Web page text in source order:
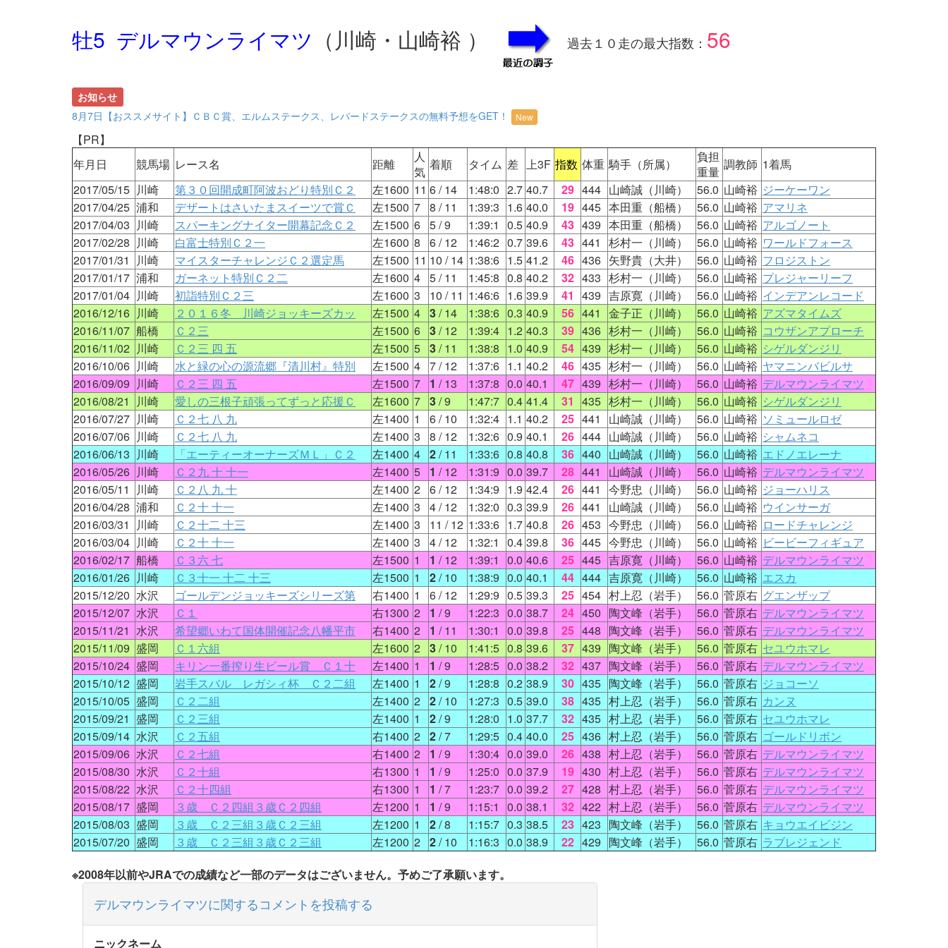
牡5 デルマウンライマツ （川崎・山崎裕 ） 過去１０走の最大指数： 56
お知らせ
8月7日【おススメサイト】ＣＢＣ賞、エルムステークス、レパードステークスの無料予想をGET！
New
【PR】
年月日
競馬場 レース名 距離
人
気 着順 タイム 差 上3F 指数 体重 騎手（所属）
負担
重量 調教師 1着馬
2017/05/15 川崎 第３０回開成町阿波おどり特別Ｃ２ 左1600 11 6/ 14 1:48:0 2.7 40.7 29 444 山崎誠（川崎） 56.0 山崎裕 ジーケーワン
2017/04/25 浦和 デザートはさいたまスイーツで賞Ｃ 左1500 7 8 / 11 1:39:3 1.6 40.0 19 445 本田重（船橋） 56.0 山崎裕 アマリネ
2017/04/03 川崎 スパーキングナイター開幕記念Ｃ２ 左1500 6 5/ 9 1:39:1 0.5 40.9 43 439 本田重（船橋） 56.0 山崎裕 アルゴノート
2017/02/28 川崎 白富士特別Ｃ２一 左1600 8 6/ 12 1:46:2 0.7 39.6 43 441 杉村一（川崎） 56.0 山崎裕 ワールドフォース
2017/01/31
川崎 マイスターチャレンジＣ２選定馬 左1500 11 10 / 14 1:38:6 1.5 41.2 46 436 矢野貴（大井） 56.0 山崎裕 フロジストン
2017/01/17 浦和 ガーネット特別Ｃ２二 左1600 4 5/ 11 1:45:8 0.8 40.2 32 433 杉村一（川崎） 56.0 山崎裕 プレジャーリーフ
2017/01/04 川崎 初詣特別Ｃ２三 左1600 3 10 / 11 1:46:6 1.6 39.9 41 439 吉原寛（川崎） 56.0 山崎裕 インデアンレコード
2016/12/16 川崎 ２０１６冬 川崎ジョッキーズカッ 左1500 4 3/ 14 1:38:6 0.3 40.9 56 441 金子正（川崎） 56.0 山崎裕 アズマタイムズ
2016/11/07 船橋 Ｃ２三 左1500 6 3/ 12 1:39:4 1.2 40.3 39 436 杉村一（川崎） 56.0 山崎裕 コウザンアプローチ
2016/11/02 川崎 Ｃ２三 四 五 左1500 5 3/ 11 1:38:8 1.0 40.9 54 439 杉村一（川崎） 56.0 山崎裕 シゲルダンジリ
2016/10/06 川崎 水と緑の心の源流郷『清川村』特別 左1500 4 7/ 12 1:37:6 1.1 40.2 46 435 杉村一（川崎） 56.0 山崎裕 ヤマニンバビルサ
2016/09/09 川崎 Ｃ２三 四 五 左1500 7 1 / 13 1:37:8 0.0 40.1 47 439 杉村一（川崎） 56.0 山崎裕 デルマウンライマツ
2016/08/21
川崎 愛しの三根子頑張ってずっと応援Ｃ 左1600 7 3/ 9 1:47:7 0.4 41.4 31 435 杉村一（川崎） 56.0 山崎裕 シゲルダンジリ
2016/07/27 川崎 Ｃ２七 八 九 左1400 1 6/ 10 1:32:4 1.1 40.2 25 441 山崎誠（川崎） 56.0 山崎裕 ソミュールロゼ
2016/07/06 川崎 Ｃ２七 八 九 左1400 3 8 / 12 1:32:6 0.9 40.1 26 444 山崎誠（川崎） 56.0 山崎裕 シャムネコ
2016/06/13 川崎 「エーティーオーナーズＭＬ」Ｃ２ 左1400 4 2/ 11 1:33:6 0.8 40.8 36 440 山崎誠（川崎） 56.0 山崎裕 エドノエレーナ
2016/05/26 川崎 Ｃ２九 十 十一 左1400 5 1 / 12 1:31:9 0.0 39.7 28 441 山崎誠（川崎） 56.0 山崎裕 デルマウンライマツ
2016/05/11
川崎 Ｃ２八 九 十 左1400 2 6/ 12 1:34:9 1.9 42.4 26 441 今野忠（川崎） 56.0 山崎裕 ジョーハリス
2016/04/28 浦和 Ｃ２十 十一 左1400 3 4/ 12 1:32:0 0.3 39.9 26 441 山崎誠（川崎） 56.0 山崎裕 ウインサーガ
2016/03/31
川崎 Ｃ２十二 十三 左1400 3 11 / 12 1:33:6 1.7 40.8 26 453 今野忠（川崎） 56.0 山崎裕 ロードチャレンジ
2016/03/04 川崎 Ｃ２十 十一 左1400 3 4/ 12 1:32:1 0.4 39.8 36 445 今野忠（川崎） 56.0 山崎裕 ビービーフィギュア
2016/02/17 船橋 Ｃ３六 七 左1500 1 1 / 12 1:39:1 0.0 40.6 25 445 吉原寛（川崎） 56.0 山崎裕 デルマウンライマツ
2016/01/26 川崎 Ｃ３十一 十二 十三 左1500 1 2/ 10 1:38:9 0.0 40.1 44 444 吉原寛（川崎） 56.0 山崎裕 エスカ
2015/12/20 水沢 ゴールデンジョッキーズシリーズ第 右1400 1 6/ 12 1:29:9 0.5 39.3 25 454 村上忍（岩手） 56.0 菅原右 グエンザップ
2015/12/07 水沢 Ｃ１ 右1300 2 1 / 9 1:22:3 0.0 38.7 24 450 陶文峰（岩手） 56.0 菅原右 デルマウンライマツ
2015/11/21 水沢 希望郷いわて国体開催記念八幡平市 右1400 2 1 / 11 1:30:1 0.0 39.8 25 448 陶文峰（岩手） 56.0 菅原右 デルマウンライマツ
2015/11/09 盛岡 Ｃ１六組 左1600 2 3/ 10 1:41:5 0.8 39.6 37 439 陶文峰（岩手） 56.0 菅原右 セユウホマレ
2015/10/24 盛岡 キリン一番搾り生ビール賞 Ｃ１十 左1400 1 1 / 9 1:28:5 0.0 38.2 32 437 陶文峰（岩手） 56.0 菅原右 デルマウンライマツ
2015/10/12 盛岡 岩手スバル レガシィ杯 Ｃ２二組 左1400 1 2/ 9 1:28:8 0.2 38.9 30 435 陶文峰（岩手） 56.0 菅原右 ジョコーソ
2015/10/05 盛岡 Ｃ２二組 左1400 2 2/ 10 1:27:3 0.5 39.0 38 435 村上忍（岩手） 56.0 菅原右 カンヌ
2015/09/21 盛岡 Ｃ２三組 左1400 1 2/ 9 1:28:0 1.0 37.7 32 435 村上忍（岩手） 56.0 菅原右 セユウホマレ
2015/09/14 水沢 Ｃ２五組 右1400 2 2/ 7 1:29:5 0.4 40.0 25 436 村上忍（岩手） 56.0 菅原右 ゴールドリボン
2015/09/06 水沢 Ｃ２七組 右1400 2 1 / 9 1:30:4 0.0 39.0 26 438 村上忍（岩手） 56.0 菅原右 デルマウンライマツ
2015/08/30 水沢 Ｃ２十組 右1300 1 1 / 9 1:25:0 0.0 37.9 19 430 村上忍（岩手） 56.0 菅原右 デルマウンライマツ
2015/08/22 水沢 Ｃ２十四組 右1300 1 1 / 7 1:23:7 0.0 39.2 27 428 村上忍（岩手） 56.0 菅原右 デルマウンライマツ
2015/08/17 盛岡 ３歳 Ｃ２四組３歳Ｃ２四組 左1200 1 1 / 9 1:15:1 0.0 38.1 32 422 村上忍（岩手） 56.0 菅原右 デルマウンライマツ
2015/08/03 盛岡 ３歳 Ｃ２三組３歳Ｃ２三組 左1200 1 2/ 8 1:15:7 0.3 38.5 23 423 陶文峰（岩手） 56.0 菅原右 キョウエイビジン
2015/07/20 盛岡 ３歳 Ｃ２三組３歳Ｃ２三組 左1200 2 2/ 10 1:16:3 0.0 38.9 22 429 陶文峰（岩手） 56.0 菅原右 ラブレジェンド
※2008年以前やJRAでの成績など一部のデータはございません。予めご了承願います。
デルマウンライマツに関するコメントを投稿する
ニックネーム